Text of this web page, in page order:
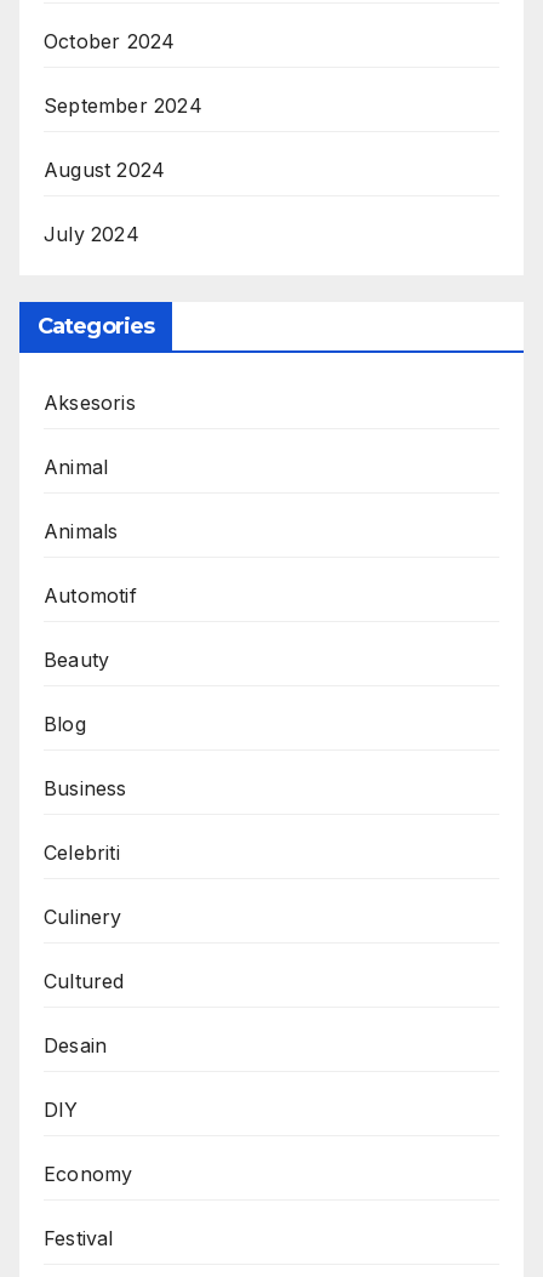
October 2024
September 2024
August 2024
July 2024
Categories
Aksesoris
Animal
Animals
Automotif
Beauty
Blog
Business
Celebriti
Culinery
Cultured
Desain
DIY
Economy
Festival